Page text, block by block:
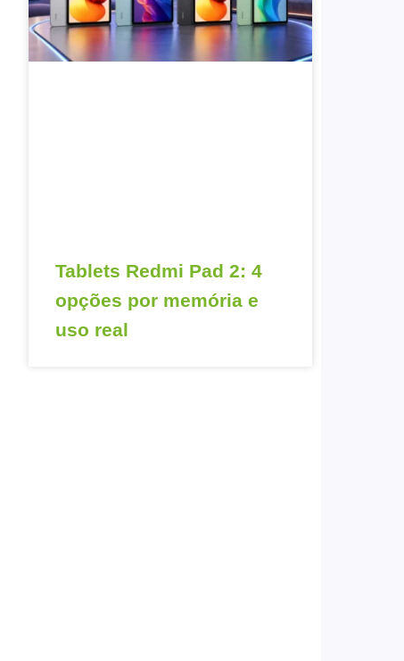
Tablets Redmi Pad 2: 4
opções por memória e
uso real